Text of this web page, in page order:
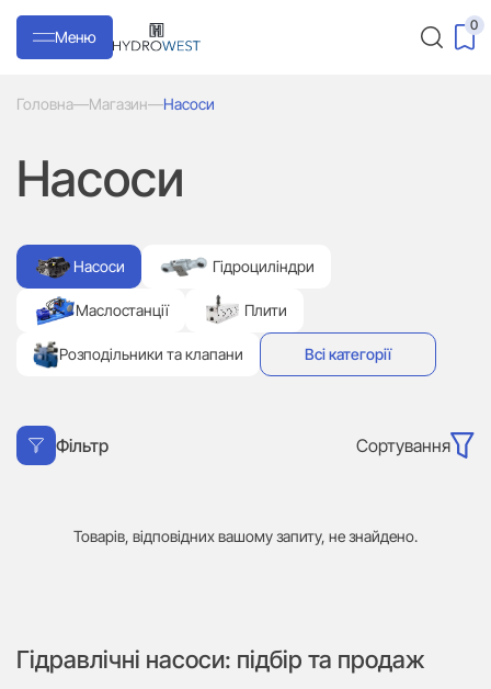
Меню
0
Головна—Магазин—Насоси
Насоси
Гідроциліндри
Маслостанції
Насоси
Плити
Розподільники та клапани Всі категорії
Фільтр Сортування
Товарів, відповідних вашому запиту, не знайдено.
Гідравлічні насоси: підбір та продаж